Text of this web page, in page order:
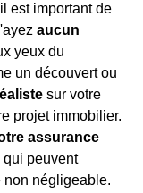
est important de
aucun
yeux du
un découvert ou
sur votre
projet immobilier.
assurance
qui peuvent
non négligeable.